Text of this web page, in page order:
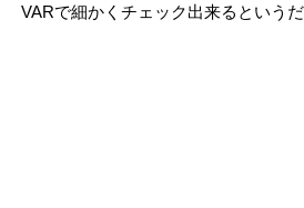
VARで細かくチェック出来るという